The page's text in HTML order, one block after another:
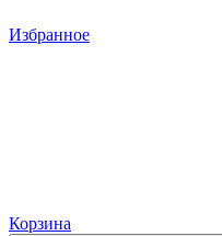
Избранное
Корзина